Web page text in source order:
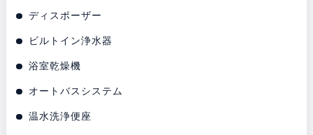
ディスポーザー
ビルトイン浄水器
浴室乾燥機
オートバスシステム
温水洗浄便座